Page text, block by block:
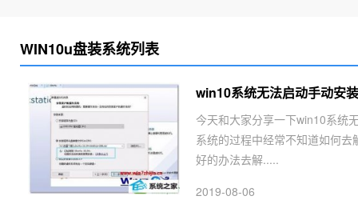
WIN10u盘装系统列表
win10系统无法启动手动安
今天和大家分享一下win10系统
系统的过程中经常不知道如何
好的办法去解.....
2019-08-06